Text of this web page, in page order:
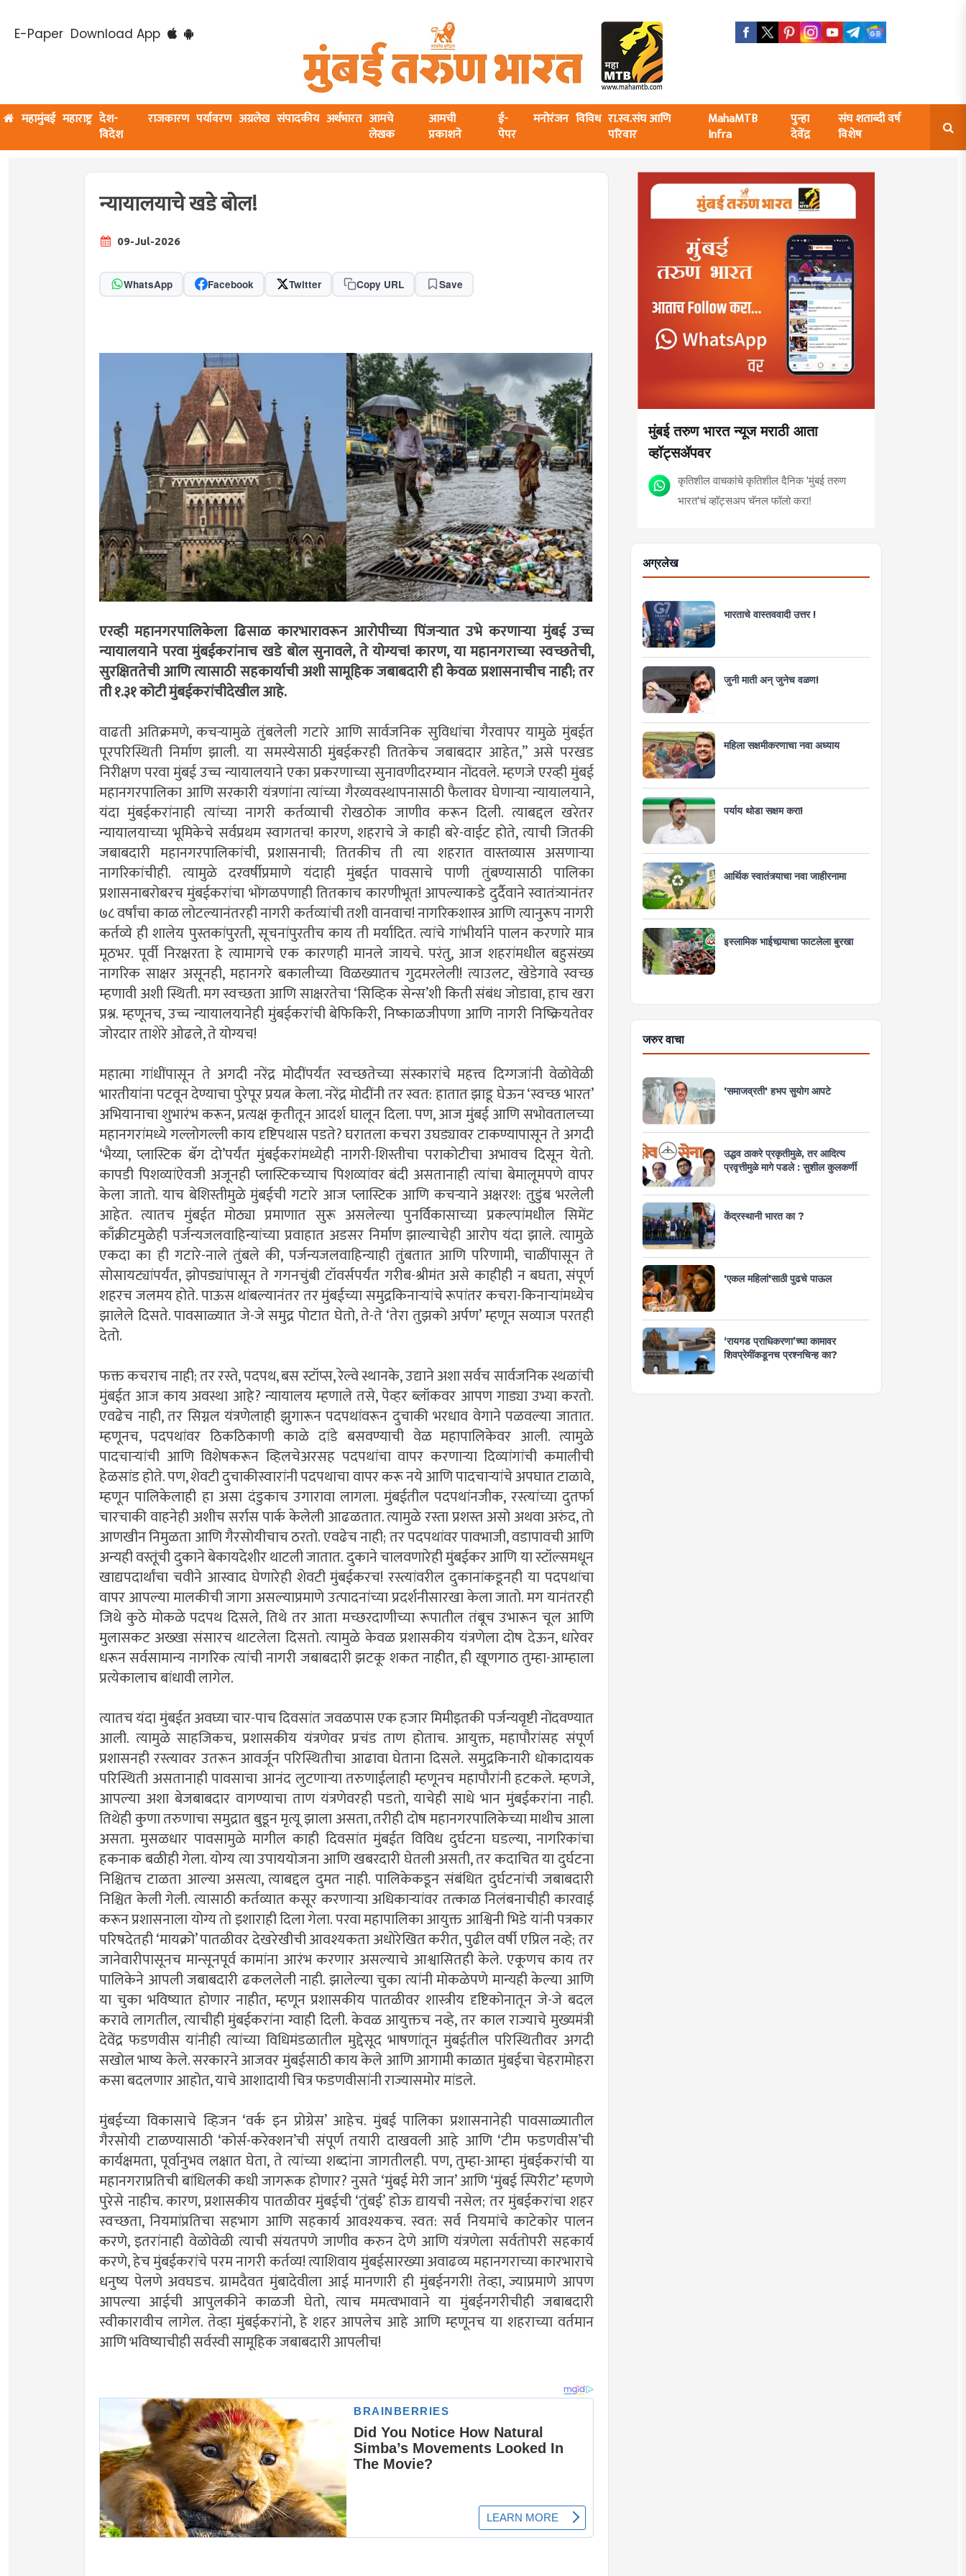
E-Paper Download App
महामुंबई महाराष्ट्र देश-
विदेश
राजकारण पर्यावरण अग्रलेख संपादकीय अर्थभारत आमचे
लेखक
आमची
प्रकाशने
ई-
पेपर
मनोरंजन विविध रा.स्व.संघ आणि
परिवार
MahaMTB
Infra
पुन्हा
देवेंद्र
संघ शताब्दी वर्ष
विशेष
न्यायालयाचे खडे बोल!
09-Jul-2026
WhatsApp Facebook Twitter Copy URL Save
एरव्ही महानगरपालिकेला ढिसाळ कारभारावरून आरोपीच्या पिंजर्‍यात उभे करणार्‍या मुंबई उच्च
न्यायालयाने परवा मुंबईकरांनाच खडे बोल सुनावले, ते योग्यच! कारण, या महानगराच्या स्वच्छतेची,
सुरक्षिततेची आणि त्यासाठी सहकार्याची अशी सामूहिक जबाबदारी ही केवळ प्रशासनाचीच नाही; तर
ती १.३१ कोटी मुंबईकरांचीदेखील आहे.
वाढती अतिक्रमणे, कचर्‍यामुळे तुंबलेली गटारे आणि सार्वजनिक सुविधांचा गैरवापर यामुळे मुंबईत
पूरपरिस्थिती निर्माण झाली. या समस्येसाठी मुंबईकरही तितकेच जबाबदार आहेत,” असे परखड
निरीक्षण परवा मुंबई उच्च न्यायालयाने एका प्रकरणाच्या सुनावणीदरम्यान नोंदवले. म्हणजे एरव्ही मुंबई
महानगरपालिका आणि सरकारी यंत्रणांना त्यांच्या गैरव्यवस्थापनासाठी फैलावर घेणार्‍या न्यायालयाने,
यंदा मुंबईकरांनाही त्यांच्या नागरी कर्तव्याची रोखठोक जाणीव करून दिली. त्याबद्दल खरेतर
न्यायालयाच्या भूमिकेचे सर्वप्रथम स्वागतच! कारण, शहराचे जे काही बरे-वाईट होते, त्याची जितकी
जबाबदारी महानगरपालिकांची, प्रशासनाची; तितकीच ती त्या शहरात वास्तव्यास असणार्‍या
नागरिकांचीही. त्यामुळे दरवर्षीप्रमाणे यंदाही मुंबईत पावसाचे पाणी तुंबण्यासाठी पालिका
प्रशासनाबरोबरच मुंबईकरांचा भोंगळपणाही तितकाच कारणीभूत! आपल्याकडे दुर्दैवाने स्वातंत्र्यानंतर
७८ वर्षांचा काळ लोटल्यानंतरही नागरी कर्तव्यांची तशी वानवाच! नागरिकशास्त्र आणि त्यानुरूप नागरी
कर्तव्ये ही शालेय पुस्तकांपुरती, सूचनांपुरतीच काय ती मर्यादित. त्यांचे गांभीर्याने पालन करणारे मात्र
मूठभर. पूर्वी निरक्षरता हे त्यामागचे एक कारणही मानले जायचे. परंतु, आज शहरांमधील बहुसंख्य
नागरिक साक्षर असूनही, महानगरे बकालीच्या विळख्यातच गुदमरलेली! त्याउलट, खेडेगावे स्वच्छ
म्हणावी अशी स्थिती. मग स्वच्छता आणि साक्षरतेचा ‘सिव्हिक सेन्स’शी किती संबंध जोडावा, हाच खरा
प्रश्न. म्हणूनच, उच्च न्यायालयानेही मुंबईकरांची बेफिकिरी, निष्काळजीपणा आणि नागरी निष्क्रियतेवर
जोरदार ताशेरे ओढले, ते योग्यच!
महात्मा गांधींपासून ते अगदी नरेंद्र मोदींपर्यंत स्वच्छतेच्या संस्कारांचे महत्त्व दिग्गजांनी वेळोवेळी
भारतीयांना पटवून देण्याचा पुरेपूर प्रयत्न केला. नरेंद्र मोदींनी तर स्वत: हातात झाडू घेऊन ‘स्वच्छ भारत’
अभियानाचा शुभारंभ करून, प्रत्यक्ष कृतीतून आदर्श घालून दिला. पण, आज मुंबई आणि सभोवतालच्या
महानगरांमध्ये गल्लोगल्ली काय दृष्टिपथास पडते? घरातला कचरा उघड्यावर टाकण्यापासून ते अगदी
‘भैय्या, प्लास्टिक बॅग दो’पर्यंत मुंबईकरांमध्येही नागरी-शिस्तीचा पराकोटीचा अभावच दिसून येतो.
कापडी पिशव्यांऐवजी अजूनही प्लास्टिकच्याच पिशव्यांवर बंदी असतानाही त्यांचा बेमालूमपणे वापर
केला जातो. याच बेशिस्तीमुळे मुंबईची गटारे आज प्लास्टिक आणि कचर्‍याने अक्षरश: तुडुंब भरलेली
आहेत. त्यातच मुंबईत मोठ्या प्रमाणात सुरू असलेल्या पुनर्विकासाच्या प्रकल्पांमधील सिमेंट
काँक्रीटमुळेही पर्जन्यजलवाहिन्यांच्या प्रवाहात अडसर निर्माण झाल्याचेही आरोप यंदा झाले. त्यामुळे
एकदा का ही गटारे-नाले तुंबले की, पर्जन्यजलवाहिन्याही तुंबतात आणि परिणामी, चाळींपासून ते
सोसायट्यांपर्यंत, झोपड्यांपासून ते गगनचुंबी टॉवर्सपर्यंत गरीब-श्रीमंत असे काहीही न बघता, संपूर्ण
शहरच जलमय होते. पाऊस थांबल्यानंतर तर मुंबईच्या समुद्रकिनार्‍यांचे रूपांतर कचरा-किनार्‍यांमध्येच
झालेले दिसते. पावसाळ्यात जे-जे समुद्र पोटात घेतो, ते-ते ‘तेरा तुझको अर्पण’ म्हणून सव्याज परतही
देतो.
फक्त कचराच नाही; तर रस्ते, पदपथ, बस स्टॉप्स, रेल्वे स्थानके, उद्याने अशा सर्वच सार्वजनिक स्थळांची
मुंबईत आज काय अवस्था आहे? न्यायालय म्हणाले तसे, पेव्हर ब्लॉकवर आपण गाड्या उभ्या करतो.
एवढेच नाही, तर सिग्नल यंत्रणेलाही झुगारून पदपथांवरून दुचाकी भरधाव वेगाने पळवल्या जातात.
म्हणूनच, पदपथांवर ठिकठिकाणी काळे दांडे बसवण्याची वेळ महापालिकेवर आली. त्यामुळे
पादचार्‍यांची आणि विशेषकरून व्हिलचेअरसह पदपथांचा वापर करणार्‍या दिव्यांगांची कमालीची
हेळसांड होते. पण, शेवटी दुचाकीस्वारांनी पदपथाचा वापर करू नये आणि पादचार्‍यांचे अपघात टाळावे,
म्हणून पालिकेलाही हा असा दंडुकाच उगारावा लागला. मुंबईतील पदपथांनजीक, रस्त्यांच्या दुतर्फा
चारचाकी वाहनेही अशीच सर्रास पार्क केलेली आढळतात. त्यामुळे रस्ता प्रशस्त असो अथवा अरुंद, तो
आणखीन निमुळता आणि गैरसोयीचाच ठरतो. एवढेच नाही; तर पदपथांवर पावभाजी, वडापावची आणि
अन्यही वस्तूंची दुकाने बेकायदेशीर थाटली जातात. दुकाने चालवणारेही मुंबईकर आणि या स्टॉल्समधून
खाद्यपदार्थांचा चवीने आस्वाद घेणारेही शेवटी मुंबईकरच! रस्त्यांवरील दुकानांकडूनही या पदपथांचा
वापर आपल्या मालकीची जागा असल्याप्रमाणे उत्पादनांच्या प्रदर्शनीसारखा केला जातो. मग यानंतरही
जिथे कुठे मोकळे पदपथ दिसले, तिथे तर आता मच्छरदाणीच्या रूपातील तंबूच उभारून चूल आणि
मुलासकट अख्खा संसारच थाटलेला दिसतो. त्यामुळे केवळ प्रशासकीय यंत्रणेला दोष देऊन, धारेवर
धरून सर्वसामान्य नागरिक त्यांची नागरी जबाबदारी झटकू शकत नाहीत, ही खूणगाठ तुम्हा-आम्हाला
प्रत्येकालाच बांधावी लागेल.
त्यातच यंदा मुंबईत अवघ्या चार-पाच दिवसांत जवळपास एक हजार मिमीइतकी पर्जन्यवृष्टी नोंदवण्यात
आली. त्यामुळे साहजिकच, प्रशासकीय यंत्रणेवर प्रचंड ताण होताच. आयुक्त, महापौरांसह संपूर्ण
प्रशासनही रस्त्यावर उतरून आवर्जून परिस्थितीचा आढावा घेताना दिसले. समुद्रकिनारी धोकादायक
परिस्थिती असतानाही पावसाचा आनंद लुटणार्‍या तरुणाईलाही म्हणूनच महापौरांनी हटकले. म्हणजे,
आपल्या अशा बेजबाबदार वागण्याचा ताण यंत्रणेवरही पडतो, याचेही साधे भान मुंबईकरांना नाही.
तिथेही कुणा तरुणाचा समुद्रात बुडून मृत्यू झाला असता, तरीही दोष महानगरपालिकेच्या माथीच आला
असता. मुसळधार पावसामुळे मागील काही दिवसांत मुंबईत विविध दुर्घटना घडल्या, नागरिकांचा
हकनाक बळीही गेला. योग्य त्या उपाययोजना आणि खबरदारी घेतली असती, तर कदाचित या दुर्घटना
निश्चितच टाळता आल्या असत्या, त्याबद्दल दुमत नाही. पालिकेकडून संबंधित दुर्घटनांची जबाबदारी
निश्चित केली गेली. त्यासाठी कर्तव्यात कसूर करणार्‍या अधिकार्‍यांवर तत्काळ निलंबनाचीही कारवाई
करून प्रशासनाला योग्य तो इशाराही दिला गेला. परवा महापालिका आयुक्त आश्विनी भिडे यांनी पत्रकार
परिषदेतही ‘मायक्रो’ पातळीवर देखरेखीची आवश्यकता अधोरेखित करीत, पुढील वर्षी एप्रिल नव्हे; तर
जानेवारीपासूनच मान्सूनपूर्व कामांना आरंभ करणार असल्याचे आश्वासितही केले. एकूणच काय तर
पालिकेने आपली जबाबदारी ढकललेली नाही. झालेल्या चुका त्यांनी मोकळेपणे मान्यही केल्या आणि
या चुका भविष्यात होणार नाहीत, म्हणून प्रशासकीय पातळीवर शास्त्रीय दृष्टिकोनातून जे-जे बदल
करावे लागतील, त्याचीही मुंबईकरांना ग्वाही दिली. केवळ आयुक्तच नव्हे, तर काल राज्याचे मुख्यमंत्री
देवेंद्र फडणवीस यांनीही त्यांच्या विधिमंडळातील मुद्देसूद भाषणांतून मुंबईतील परिस्थितीवर अगदी
सखोल भाष्य केले. सरकारने आजवर मुंबईसाठी काय केले आणि आगामी काळात मुंबईचा चेहरामोहरा
कसा बदलणार आहोत, याचे आशादायी चित्र फडणवीसांनी राज्यासमोर मांडले.
मुंबईच्या विकासाचे व्हिजन ‘वर्क इन प्रोग्रेस’ आहेच. मुंबई पालिका प्रशासनानेही पावसाळ्यातील
गैरसोयी टाळण्यासाठी ‘कोर्स-करेक्शन’ची संपूर्ण तयारी दाखवली आहे आणि ‘टीम फडणवीस’ची
कार्यक्षमता, पूर्वानुभव लक्षात घेता, ते त्यांच्या शब्दांना जागतीलही. पण, तुम्हा-आम्हा मुंबईकरांची या
महानगराप्रतिची बांधिलकी कधी जागरूक होणार? नुसते ‘मुंबई मेरी जान’ आणि ‘मुंबई स्पिरीट’ म्हणणे
पुरेसे नाहीच. कारण, प्रशासकीय पातळीवर मुंबईची ‘तुंबई’ होऊ द्यायची नसेल; तर मुंबईकरांचा शहर
स्वच्छता, नियमांप्रतिचा सहभाग आणि सहकार्य आवश्यकच. स्वत: सर्व नियमांचे काटेकोर पालन
करणे, इतरांनाही वेळोवेळी त्याची संयतपणे जाणीव करुन देणे आणि यंत्रणेला सर्वतोपरी सहकार्य
करणे, हेच मुंबईकरांचे परम नागरी कर्तव्य! त्याशिवाय मुंबईसारख्या अवाढव्य महानगराच्या कारभाराचे
धनुष्य पेलणे अवघडच. ग्रामदैवत मुंबादेवीला आई मानणारी ही मुंबईनगरी! तेव्हा, ज्याप्रमाणे आपण
आपल्या आईची आपुलकीने काळजी घेतो, त्याच ममत्वभावाने या मुंबईनगरीचीही जबाबदारी
स्वीकारावीच लागेल. तेव्हा मुंबईकरांनो, हे शहर आपलेच आहे आणि म्हणूनच या शहराच्या वर्तमान
आणि भविष्याचीही सर्वस्वी सामूहिक जबाबदारी आपलीच!
मुंबई तरुण भारत न्यूज मराठी आता
व्हॉट्सॲपवर
कृतिशील वाचकांचे कृतिशील दैनिक 'मुंबई तरुण
भारत'चं व्हॉट्सअप चॅनल फॉलो करा!
अग्रलेख
भारताचे वास्तववादी उत्तर !
जुनी माती अन् जुनेच वळण!
महिला सक्षमीकरणाचा नवा अध्याय
पर्याय थोडा सक्षम करा!
आर्थिक स्वातंत्र्याचा नवा जाहीरनामा
इस्लामिक भाईचार्‍याचा फाटलेला बुरखा
जरुर वाचा
'समाजव्रती' हभप सुयोग आपटे
उद्धव ठाकरे प्रकृतीमुळे, तर आदित्य
प्रवृत्तीमुळे मागे पडले : सुशील कुलकर्णी
केंद्रस्थानी भारत का ?
'एकल महिलां'साठी पुढचे पाऊल
‘रायगड प्राधिकरणा’च्या कामावर
शिवप्रेमींकडूनच प्रश्नचिन्ह का?